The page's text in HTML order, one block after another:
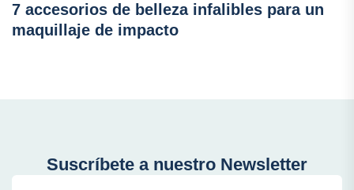
7 accesorios de belleza infalibles para un
maquillaje de impacto
Suscríbete a nuestro Newsletter